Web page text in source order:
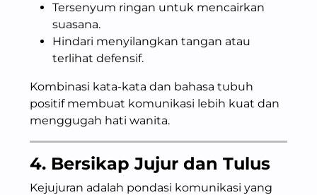
Tersenyum ringan untuk mencairkan
suasana.
Hindari menyilangkan tangan atau
terlihat defensif.
Kombinasi kata-kata dan bahasa tubuh
positif membuat komunikasi lebih kuat dan
menggugah hati wanita.
4. Bersikap Jujur dan Tulus
Kejujuran adalah pondasi komunikasi yang